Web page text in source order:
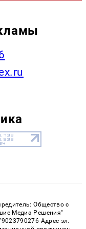
Общество с
Медиа Решения"
Адрес эл.